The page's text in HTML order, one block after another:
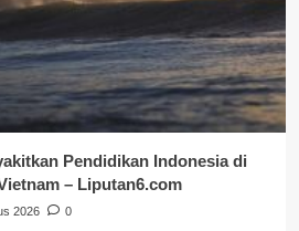
Pendidikan Indonesia di
– Liputan6.com
2026 0